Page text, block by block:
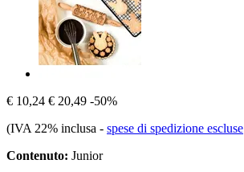
€ 10,24 € 20,49 -50%
(IVA 22% inclusa - spese di spedizione escluse
Contenuto: Junior